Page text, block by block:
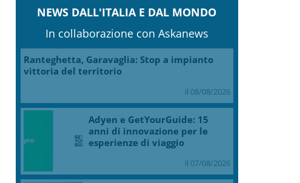
NEWS DALL'ITALIA E DAL MONDO
In collaborazione con Askanews
Ranteghetta, Garavaglia: Stop a impianto
vittoria del territorio
il 08/08/2026
Adyen e GetYourGuide: 15
anni di innovazione per le
esperienze di viaggio
il 07/08/2026